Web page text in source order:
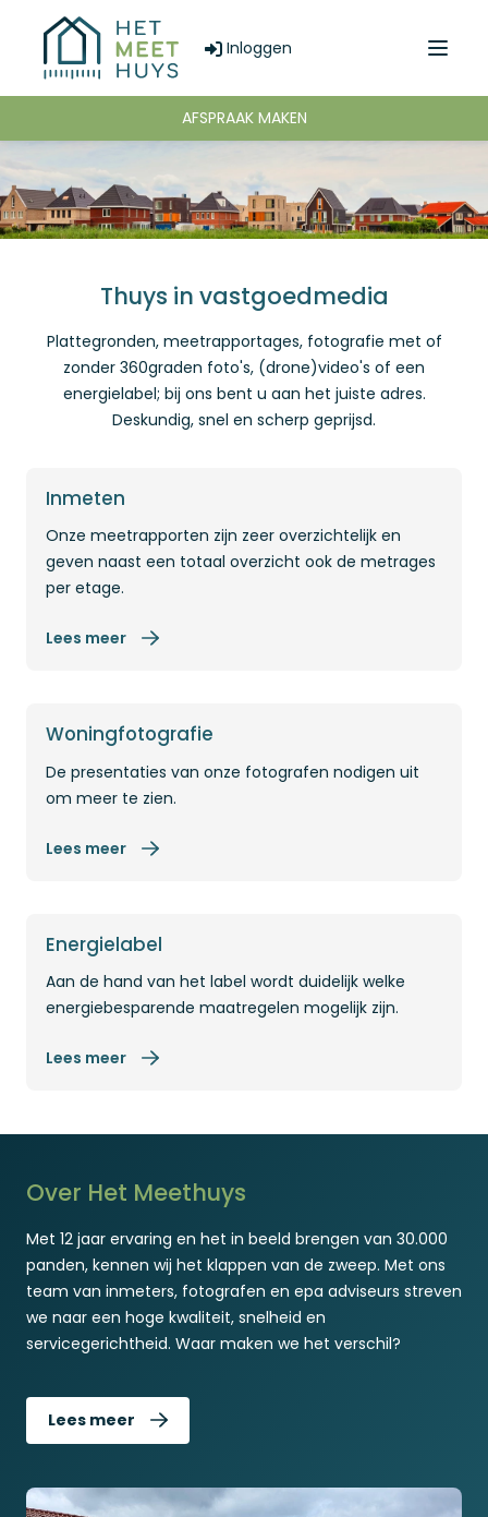
Inloggen
Menu
AFSPRAAK MAKEN
Thuys in vastgoedmedia
Plattegronden, meetrapportages, fotografie met of
zonder 360graden foto's, (drone)video's of een
energielabel; bij ons bent u aan het juiste adres.
Deskundig, snel en scherp geprijsd.
Lees meer
Inmeten
Onze meetrapporten zijn zeer overzichtelijk en
geven naast een totaal overzicht ook de metrages
per etage.
Lees meer
Lees meer
Woningfotografie
De presentaties van onze fotografen nodigen uit
om meer te zien.
Lees meer
Lees meer
Energielabel
Aan de hand van het label wordt duidelijk welke
energiebesparende maatregelen mogelijk zijn.
Lees meer
Over Het Meethuys
Met 12 jaar ervaring en het in beeld brengen van 30.000
panden, kennen wij het klappen van de zweep. Met ons
team van inmeters, fotografen en epa adviseurs streven
we naar een hoge kwaliteit, snelheid en
servicegerichtheid. Waar maken we het verschil?
Lees meer